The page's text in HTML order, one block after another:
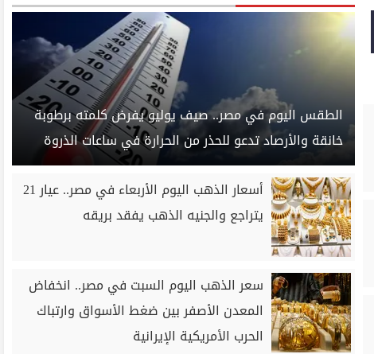
الطقس اليوم في مصر.. صيف يوليو يفرض كلمته برطوبة
خانقة والأرصاد تدعو للحذر من الحرارة في ساعات الذروة
أسعار الذهب اليوم الأربعاء في مصر.. عيار 21
يتراجع والجنيه الذهب يفقد بريقه
سعر الذهب اليوم السبت في مصر.. انخفاض
المعدن الأصفر بين ضغط الأسواق وارتباك
الحرب الأمريكية الإيرانية